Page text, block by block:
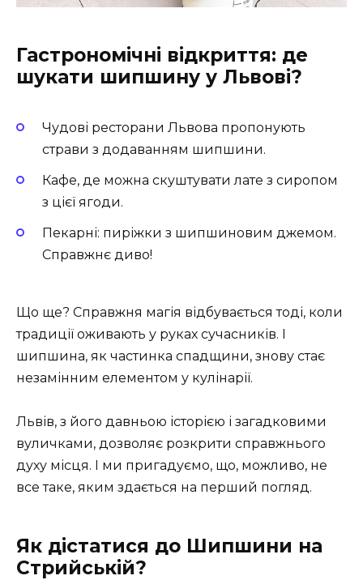
Гастрономічні відкриття: де
шукати шипшину у Львові?
Чудові ресторани Львова пропонують
страви з додаванням шипшини.
Кафе, де можна скуштувати лате з сиропом
з цієї ягоди.
Пекарні: пиріжки з шипшиновим джемом.
Справжнє диво!
Що ще? Справжня магія відбувається тоді, коли
традиції оживають у руках сучасників. І
шипшина, як частинка спадщини, знову стає
незамінним елементом у кулінарії.
Львів, з його давньою історією і загадковими
вуличками, дозволяє розкрити справжнього
духу місця. І ми пригадуємо, що, можливо, не
все таке, яким здається на перший погляд.
Як дістатися до Шипшини на
Стрийській?